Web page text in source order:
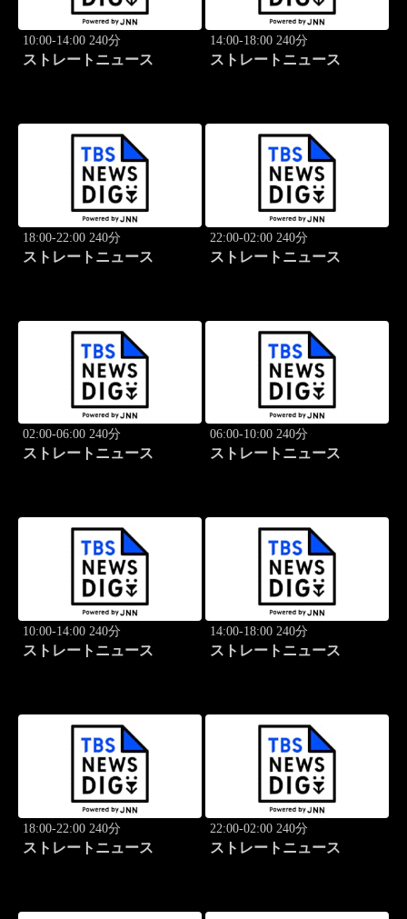
10:00-14:00 240分
ストレートニュース
14:00-18:00 240分
ストレートニュース
18:00-22:00 240分
ストレートニュース
22:00-02:00 240分
ストレートニュース
02:00-06:00 240分
ストレートニュース
06:00-10:00 240分
ストレートニュース
10:00-14:00 240分
ストレートニュース
14:00-18:00 240分
ストレートニュース
18:00-22:00 240分
ストレートニュース
22:00-02:00 240分
ストレートニュース